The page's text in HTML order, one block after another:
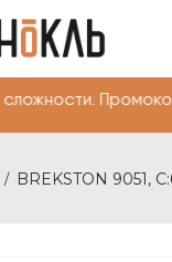
/ BREKSTON 9051,